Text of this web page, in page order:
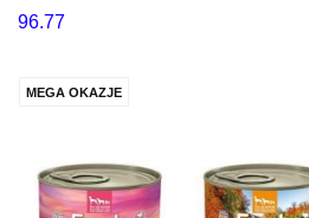
96.77
MEGA OKAZJE